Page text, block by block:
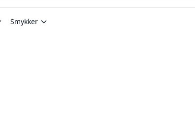
Smykker